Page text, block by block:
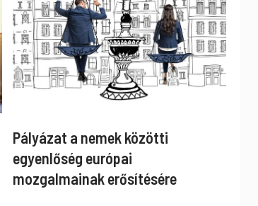
Pályázat a nemek közötti
egyenlőség európai
mozgalmainak erősítésére